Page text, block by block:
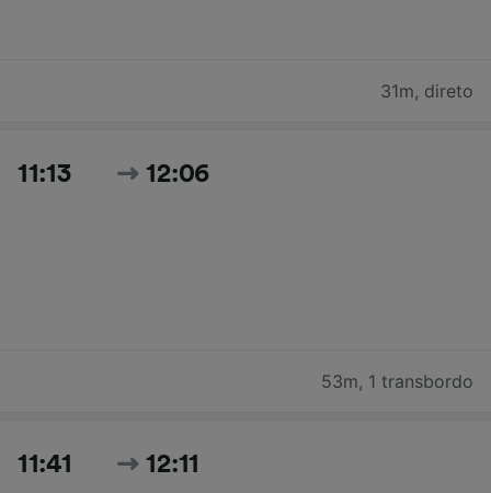
31m, direto
11:13 12:06
53m, 1 transbordo
11:41 12:11